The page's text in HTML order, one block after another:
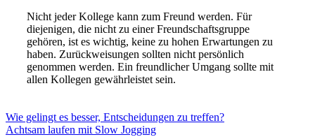
Nicht jeder Kollege kann zum Freund werden. Für
diejenigen, die nicht zu einer Freundschaftsgruppe
gehören, ist es wichtig, keine zu hohen Erwartungen zu
haben. Zurückweisungen sollten nicht persönlich
genommen werden. Ein freundlicher Umgang sollte mit
allen Kollegen gewährleistet sein.
Wie gelingt es besser, Entscheidungen zu treffen?
Achtsam laufen mit Slow Jogging